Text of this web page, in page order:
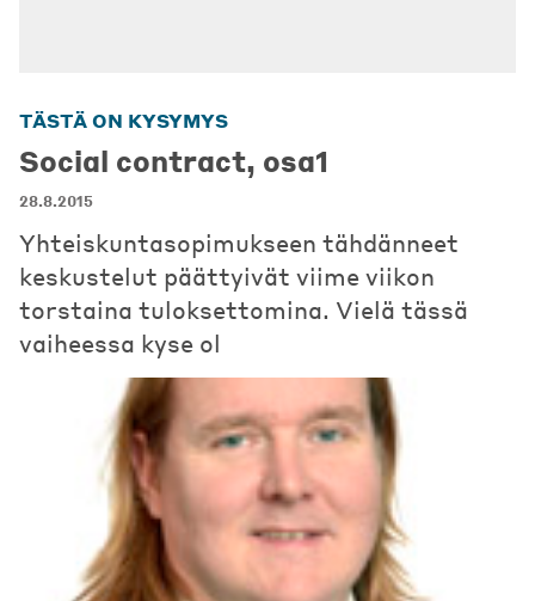
TÄSTÄ ON KYSYMYS
Social contract, osa1
28.8.2015
Yhteiskuntasopimukseen tähdänneet
keskustelut päättyivät viime viikon
torstaina tuloksettomina. Vielä tässä
vaiheessa kyse ol